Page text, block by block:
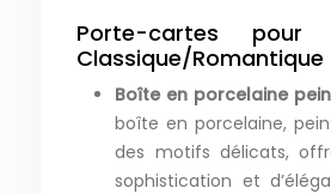
Porte-cartes pour
Classique/Romantique
Boîte en porcelaine
boîte en porcelaine,
des motifs délicats,
sophistication et